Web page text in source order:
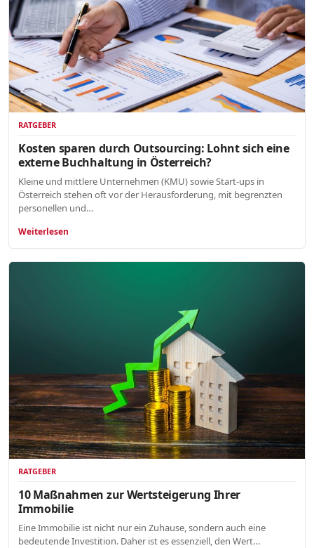
RATGEBER
Kosten sparen durch Outsourcing: Lohnt sich eine
externe Buchhaltung in Österreich?
Kleine und mittlere Unternehmen (KMU) sowie Start-ups in
Österreich stehen oft vor der Herausforderung, mit begrenzten
personellen und…
Weiterlesen
RATGEBER
10 Maßnahmen zur Wertsteigerung Ihrer
Immobilie
Eine Immobilie ist nicht nur ein Zuhause, sondern auch eine
bedeutende Investition. Daher ist es essenziell, den Wert…